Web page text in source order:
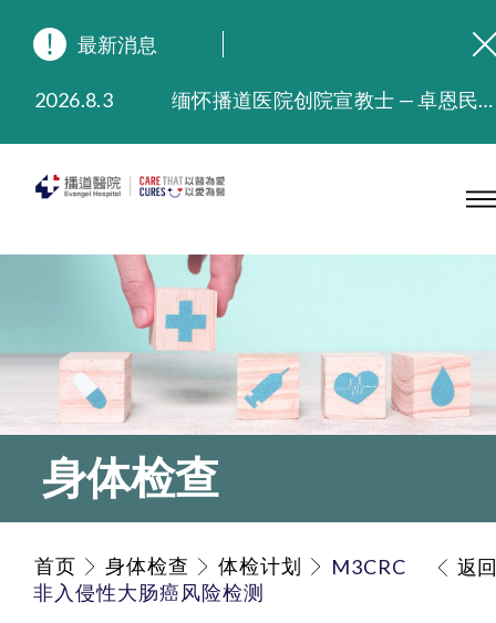
最新消息
2026.8.3
缅怀播道医院创院宣教士 — 卓恩民医生香港追思会
2025.9.23
本院在暴雨或台风警告信号 (包括黑色暴雨及8号或以上热带气旋警告信号) 下，仍会维持有限度服务。如有查询，可致电2711 5222。
2025.7.21
播道医院手机App已推出查阅病歷记录及求诊资料功能，请即下载
身体检查
首页 身体检查 体检计划
M3CRC
非入侵性大肠癌风险检测
返回